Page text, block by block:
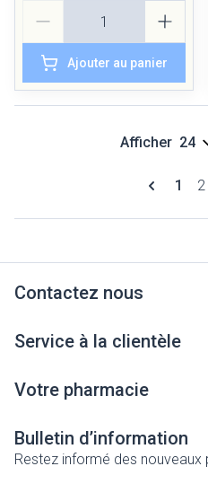
Ajouter au panier
1 2
Afficher
Contactez nous
Service à la clientèle
Votre pharmacie
Bulletin d’information
Restez informé des